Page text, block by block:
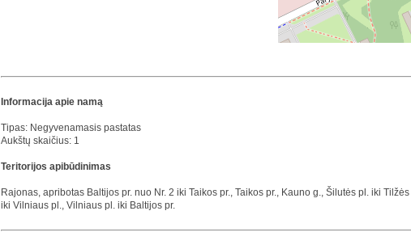
Informacija apie namą
Tipas: Negyvenamasis pastatas
Aukštų skaičius: 1
Teritorijos apibūdinimas
Rajonas, apribotas Baltijos pr. nuo Nr. 2 iki Taikos pr., Taikos pr., Kauno g., Šilutės pl. iki
iki Vilniaus pl., Vilniaus pl. iki Baltijos pr.